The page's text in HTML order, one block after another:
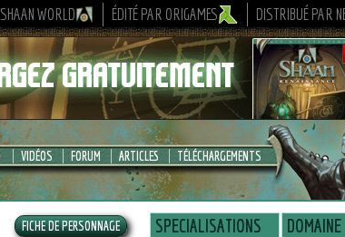
SHAAN WORLD ÉDITÉ PAR ORIGAMES DISTRIBUÉ PAR
VIDÉOS FORUM ARTICLES TÉLÉCHARGEMENTS
SPECIALISATIONS DOMAINE